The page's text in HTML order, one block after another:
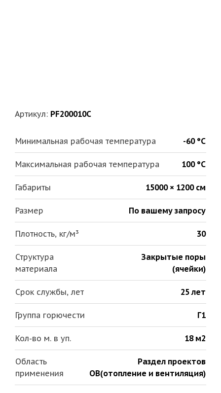
Артикул: PF200010C
Минимальная рабочая температура -60 °С
Максимальная рабочая температура 100 °С
Габариты 15000 × 1200 см
Размер По вашему запросу
Плотность, кг/м³ 30
Структура
материала
Закрытые поры
(ячейки)
Срок службы, лет 25 лет
Группа горючести Г1
Кол-во м. в уп. 18 м2
Область
применения
Раздел проектов
ОВ(отопление и вентиляция)